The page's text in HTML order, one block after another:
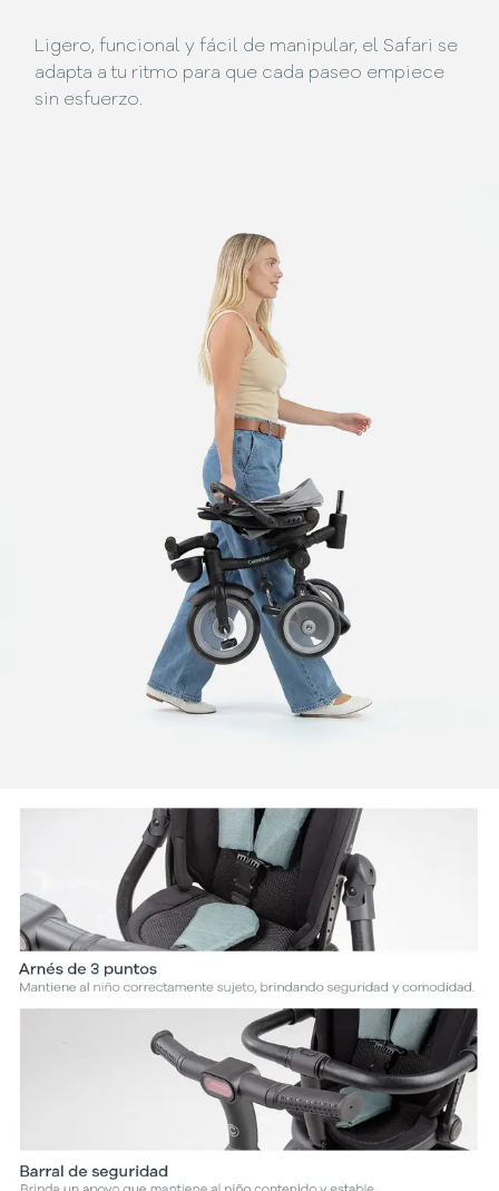
Ligero, funcional y fácil de manipular, el Safari se
adapta a tu ritmo para que cada paseo empiece
sin esfuerzo.